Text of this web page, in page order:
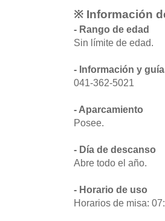
※ Información
- Rango de edad
Sin límite de edad.
- Información y
041-362-5021
- Aparcamiento
Posee.
- Día de descanso
Abre todo el año.
- Horario de uso
Horarios de misa: